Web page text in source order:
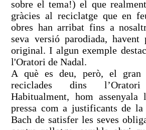
sobre el tema!) el que
gràcies al reciclatge que en
obres han arribat fins a
seva versió parodiada,
original. I algun exemple
l'Oratori de Nadal.
A què es deu, però, el gran
reciclades dins
Habitualment, hom
pressa com a justificants de la
Bach de satisfer les seves